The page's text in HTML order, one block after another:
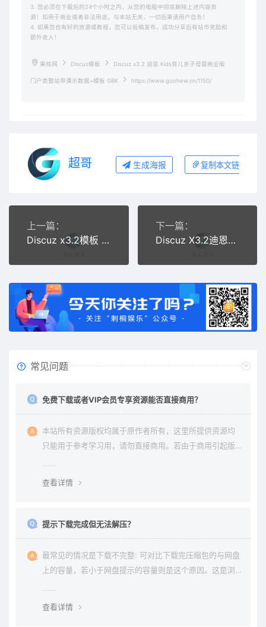
3. 您必须在下载后的24个小时之内，从您的电脑中彻底删除上述内容资
源！如用于商业或者非法用途，与本站无关，一切后果请用户自负！
4. 如果您也有好的资源或教程，您可以投稿发布，成功分享后有站币奖励和
额外收入！
果核网 Discuz模板 Discuz x3.2 迪恩 Kids育儿亲子母婴商业版
门户类整站带演示数据+模板 GBK https://www.guohew.cn/1150/
超哥 生成海报 复制本文链接
上一篇：
Discuz x3.2模板 迪恩科技 edu!在线教育 商业版GBK
下一篇：
Discuz X3.2迪恩微电影 商业版 GBK
常见问题
免费下载或者VIP会员专享资源能否直接商用？
本站所有资源版权均属于原作者所有，这里所提供资源均
只能用于参考学习用，请勿直接商用。若由于商用引起版
查看详情
提示下载完成但无法解压？
最常见的情况是下载不完整: 可对比下载完压缩包的与网盘
上的容量，若小于网盘提示的容量则是这个原因。这是浏
查看详情